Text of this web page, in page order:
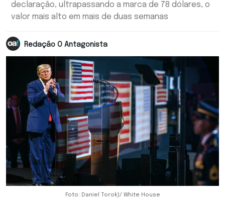
declaração, ultrapassando a marca de 78 dólares, o
valor mais alto em mais de duas semanas
Redação O Antagonista
Foto: Daniel Torok)/ White House